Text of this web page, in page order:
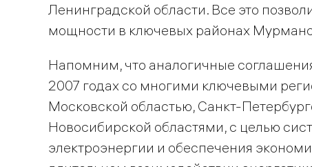
Ленинградской области. Все это
мощности в ключевых районах
Напомним, что аналогичные
2007 годах со многими ключевыми
Московской областью, Санкт-
Новосибирской областями, с целью
электроэнергии и обеспечения